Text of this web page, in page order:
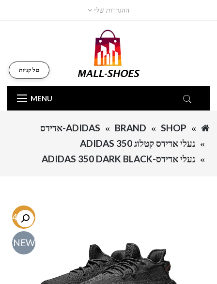
ההגדרות שלי
MENU
סל קניות
SHOP
BRAND
ADIDAS-אדידס
נעלי אדידס קטלוג ADIDAS 350
נעלי אדידס-ADIDAS 350 DARK BLACK
-54.6%
NEW